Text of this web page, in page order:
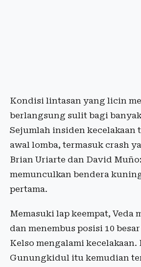
Kondisi lintasan yang licin
berlangsung sulit bagi
Sejumlah insiden kecelakaan
awal lomba, termasuk crash
Brian Uriarte dan David
memunculkan bendera
pertama.
Memasuki lap keempat, Veda
dan menembus posisi 10
Kelso mengalami kecelakaan.
Gunungkidul itu kemudian